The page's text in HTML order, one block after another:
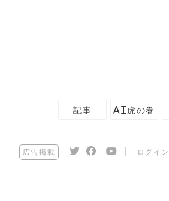
記事 AI虎の巻
広告掲載 ログイン